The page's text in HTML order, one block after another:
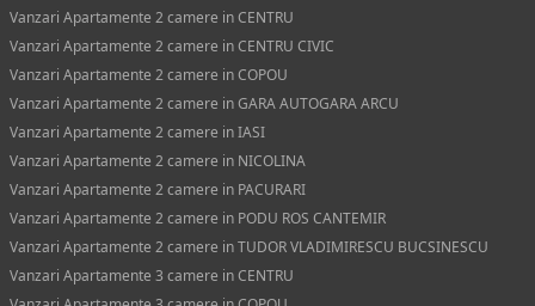
Vanzari Apartamente 2 camere in CENTRU
Vanzari Apartamente 2 camere in CENTRU CIVIC
Vanzari Apartamente 2 camere in COPOU
Vanzari Apartamente 2 camere in GARA AUTOGARA ARCU
Vanzari Apartamente 2 camere in IASI
Vanzari Apartamente 2 camere in NICOLINA
Vanzari Apartamente 2 camere in PACURARI
Vanzari Apartamente 2 camere in PODU ROS CANTEMIR
Vanzari Apartamente 2 camere in TUDOR VLADIMIRESCU BUCSINESCU
Vanzari Apartamente 3 camere in CENTRU